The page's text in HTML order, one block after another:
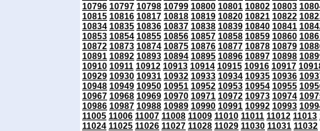
10796 10797 10798 10799 10800 10801 10802 10803
10815 10816 10817 10818 10819 10820 10821 10822
10834 10835 10836 10837 10838 10839 10840 10841
10853 10854 10855 10856 10857 10858 10859 10860
10872 10873 10874 10875 10876 10877 10878 10879
10891 10892 10893 10894 10895 10896 10897 10898
10910 10911 10912 10913 10914 10915 10916 10917
10929 10930 10931 10932 10933 10934 10935 10936
10948 10949 10950 10951 10952 10953 10954 10955
10967 10968 10969 10970 10971 10972 10973 10974
10986 10987 10988 10989 10990 10991 10992 10993
11005 11006 11007 11008 11009 11010 11011 11012 11013
11024 11025 11026 11027 11028 11029 11030 11031 11032